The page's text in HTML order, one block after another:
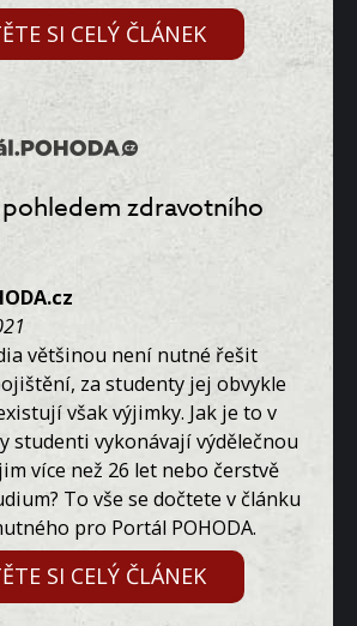
SI CELÝ ČLÁNEK
zdravotního
většinou není nutné řešit
za studenty jej obvykle
však výjimky. Jak je to v
studenti vykonávají výdělečnou
více než 26 let nebo čerstvě
To vše se dočtete v článku
pro Portál POHODA.
SI CELÝ ČLÁNEK